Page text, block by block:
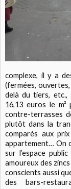
complexe, il y a
(fermées,
delà du tiers,
16,13 euros le
contre-terrasses
plutôt dans la
comparés aux
appartement… On
sur l’espace
amoureux des
conscients aussi
des bars-